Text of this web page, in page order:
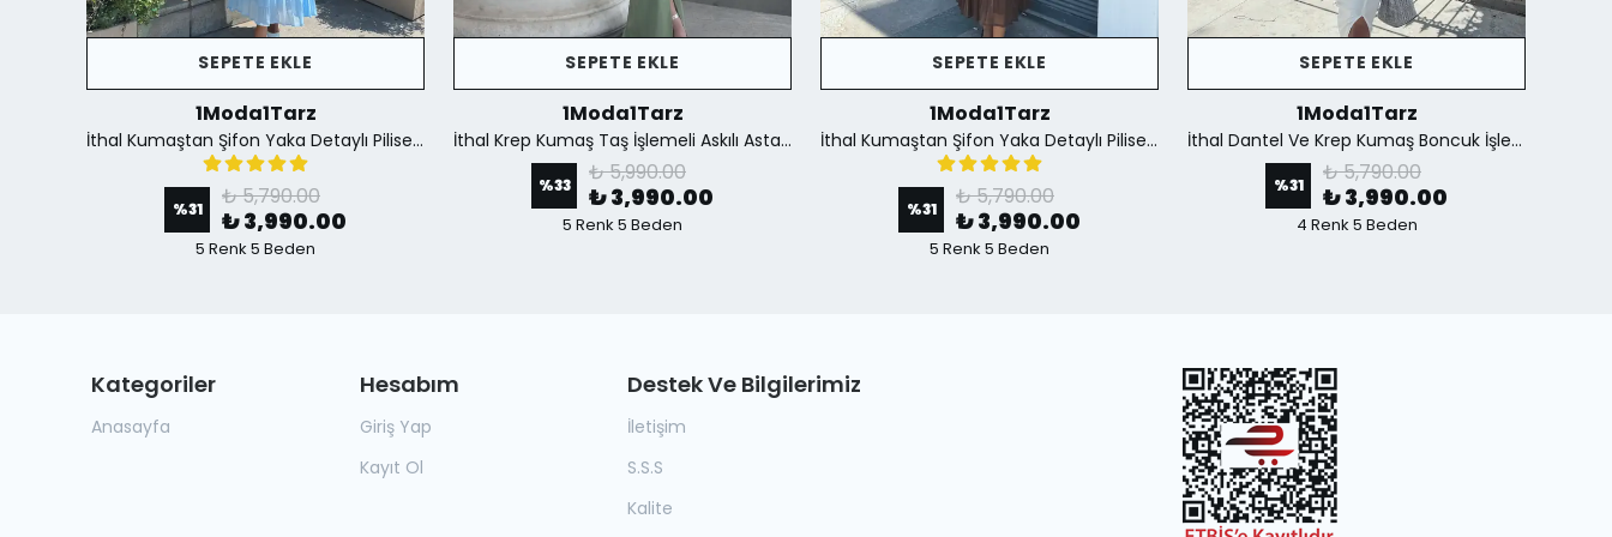
SEPETE EKLE
1Moda1Tarz
İthal Kumaştan Şifon Yaka Detaylı Piliseli Kemerli Astarlı Özel Tasarım Elbise - mavi
%31 ₺ 5,790.00
₺ 3,990.00
5 Renk 5 Beden
SEPETE EKLE
1Moda1Tarz
İthal Krep Kumaş Taş İşlemeli Askılı Astarlı Özel Tasarım Yırtmaçlı Maxi Elbise - Yeşil
%33 ₺ 5,990.00
₺ 3,990.00
5 Renk 5 Beden
SEPETE EKLE
1Moda1Tarz
İthal Kumaştan Şifon Yaka Detaylı Piliseli Kemerli Astarlı Özel Tasarım Elbise - Kahverengi
%31 ₺ 5,790.00
₺ 3,990.00
5 Renk 5 Beden
SEPETE EKLE
1Moda1Tarz
İthal Dantel Ve Krep Kumaş Boncuk İşlemeli Yırtmaçlı Astarlı Özel Tasarım Maxi Elbise - Beyaz
%31 ₺ 5,790.00
₺ 3,990.00
4 Renk 5 Beden
Kategoriler
Anasayfa
Hesabım
Giriş Yap
Kayıt Ol
Destek Ve Bilgilerimiz
İletişim
S.S.S
Kalite